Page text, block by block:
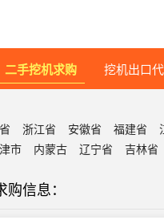
二手挖机求购 挖机出口
浙江省 安徽省 福建省
市 内蒙古 辽宁省 吉林省
购信息：